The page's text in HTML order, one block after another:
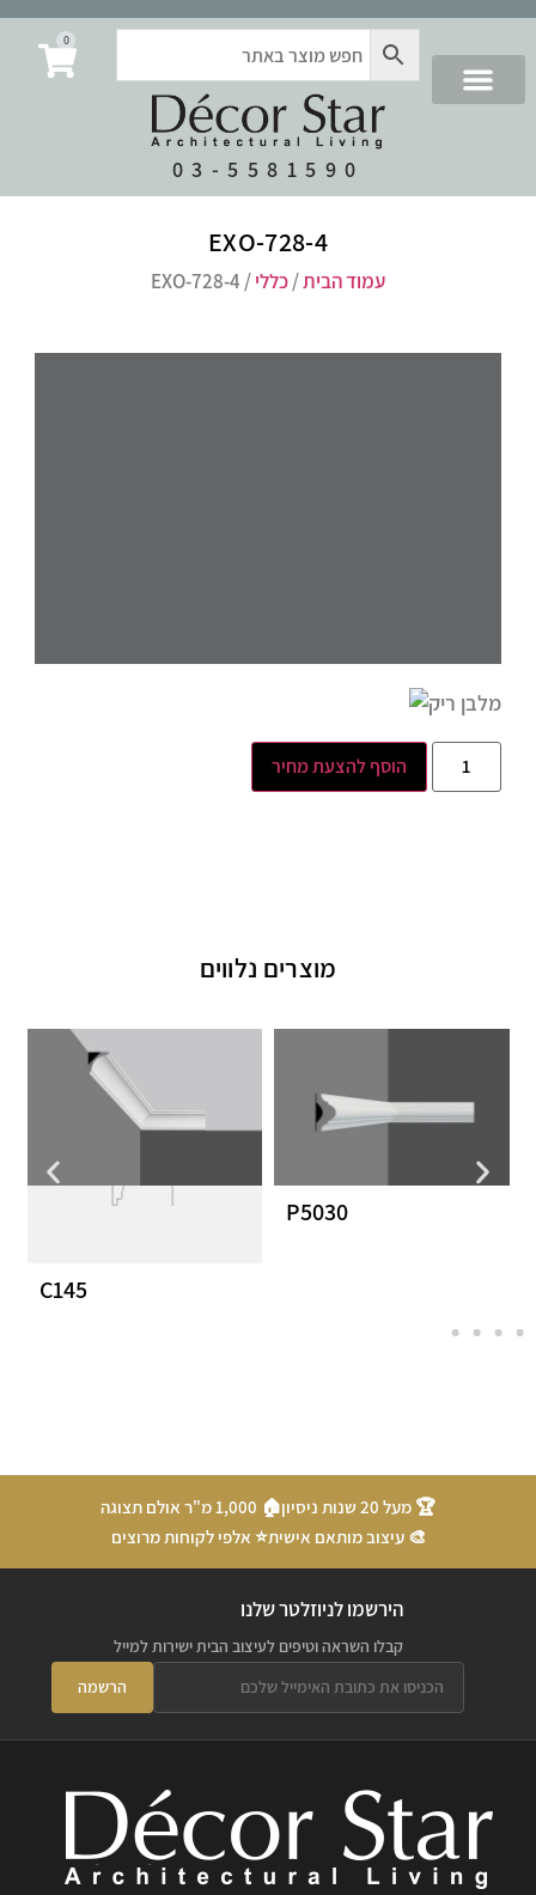
03-5581590
0
EXO-728-4
עמוד הבית/כללי/ EXO-728-4
הוסף להצעת מחיר
מוצרים נלווים
🏆 מעל 20 שנות ניסיון
🏠 1,000 מ"ר אולם תצוגה
🎨 עיצוב מותאם אישית⭐ אלפי לקוחות מרוצים
הירשמו לניוזלטר שלנו
קבלו השראה וטיפים לעיצוב הבית ישירות למייל
הרשמה